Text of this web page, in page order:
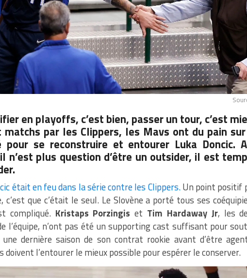
en playoffs, c’est bien, passer un tour, c’est
matchs par les Clippers, les Mavs ont du pain
se reconstruire et entourer Luka Doncic.
n’est plus question d’être un outsider, il est
était en feu dans la série contre les Clippers.Un point positif
c’est que c’était le seul. Le Slovène a porté tous ses
compliqué. Kristaps Porzingis et Tim Hardaway Jr, les
l’équipe, n’ont pas été un supporting cast suffisant pour
dernière saison de son contrat rookie avant d’être
doivent l’entourer le mieux possible pour espérer le conserver.